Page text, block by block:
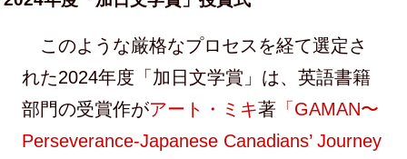
このような厳格なプロセスを経て選定さ
れた2024年度「加日文学賞」は、英語書籍
部門の受賞作がアート・ミキ著 「GAMAN〜
Perseverance-Japanese Canadians’ Journey